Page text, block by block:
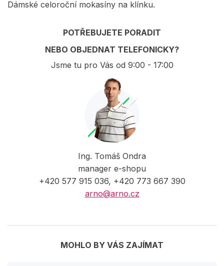
Dámské celoroční mokasíny na klínku.
POTŘEBUJETE PORADIT
NEBO OBJEDNAT TELEFONICKY?
Jsme tu pro Vás od 9:00 - 17:00
Ing. Tomáš Ondra
manager e-shopu
+420 577 915 036, +420 773 667 390
arno@arno.cz
MOHLO BY VÁS ZAJÍMAT